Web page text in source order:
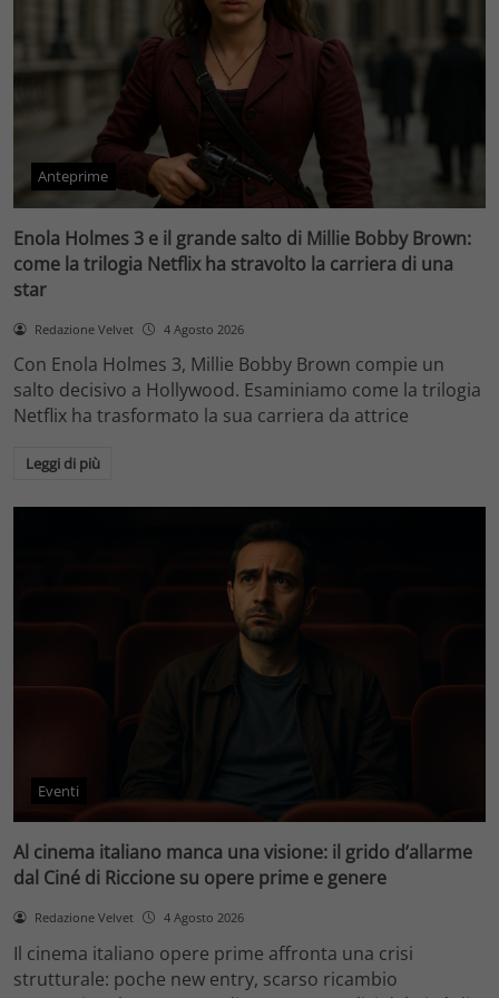
Anteprime
Enola Holmes 3 e il grande salto di Millie Bobby Brown:
come la trilogia Netflix ha stravolto la carriera di una
star
Redazione Velvet 4 Agosto 2026
Con Enola Holmes 3, Millie Bobby Brown compie un
salto decisivo a Hollywood. Esaminiamo come la trilogia
Netflix ha trasformato la sua carriera da attrice
Leggi di più
Eventi
Al cinema italiano manca una visione: il grido d’allarme
dal Ciné di Riccione su opere prime e genere
Redazione Velvet 4 Agosto 2026
Il cinema italiano opere prime affronta una crisi
strutturale: poche new entry, scarso ricambio